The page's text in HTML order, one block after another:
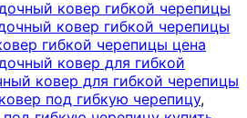
ковер гибкой черепицы
ковер гибкой черепицы
гибкой черепицы цена
ковер для гибкой
ковер для гибкой черепицы
под гибкую черепицу,